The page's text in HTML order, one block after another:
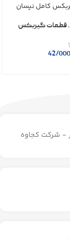
کامل نیسان
, قطعات گیربکس
- شرکت کجاوه